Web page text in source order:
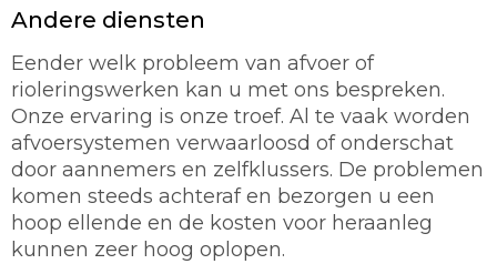
Andere diensten
Eender welk probleem van afvoer of
rioleringswerken kan u met ons bespreken.
Onze ervaring is onze troef. Al te vaak worden
afvoersystemen verwaarloosd of onderschat
door aannemers en zelfklussers. De problemen
komen steeds achteraf en bezorgen u een
hoop ellende en de kosten voor heraanleg
kunnen zeer hoog oplopen.